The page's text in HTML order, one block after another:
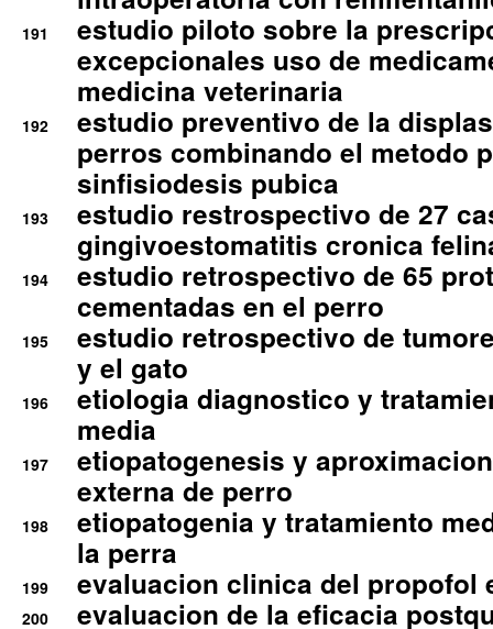
191
estudio piloto sobre la
excepcionales uso de
medicina veterinaria
192
estudio preventivo de la
perros combinando el metodo
sinfisiodesis pubica
193
estudio restrospectivo de 27
gingivoestomatitis cronica
194
estudio retrospectivo de 65
cementadas en el perro
195
estudio retrospectivo de
y el gato
196
etiologia diagnostico y
media
197
etiopatogenesis y
externa de perro
198
etiopatogenia y tratamiento
la perra
199 evaluacion clinica del propofol
200
evaluacion de la eficacia